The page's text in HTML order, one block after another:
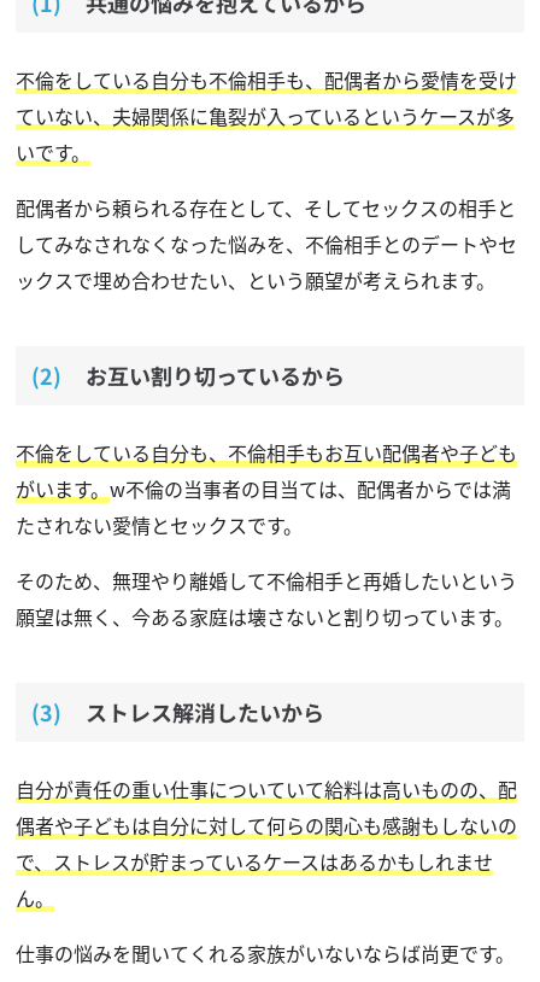
不倫をしている自分も不倫相手も、配偶者から愛情を受け
ていない、夫婦関係に亀裂が入っているというケースが多
いです。
配偶者から頼られる存在として、そしてセックスの相手と
してみなされなくなった悩みを、不倫相手とのデートやセ
ックスで埋め合わせたい、という願望が考えられます。
お互い割り切っているから
不倫をしている自分も、不倫相手もお互い配偶者や子ども
がいます。 w不倫の当事者の目当ては、配偶者からでは満
たされない愛情とセックスです。
そのため、無理やり離婚して不倫相手と再婚したいという
願望は無く、今ある家庭は壊さないと割り切っています。
ストレス解消したいから
自分が責任の重い仕事についていて給料は高いものの、配
偶者や子どもは自分に対して何らの関心も感謝もしないの
で、ストレスが貯まっているケースはあるかもしれませ
ん。
仕事の悩みを聞いてくれる家族がいないならば尚更です。